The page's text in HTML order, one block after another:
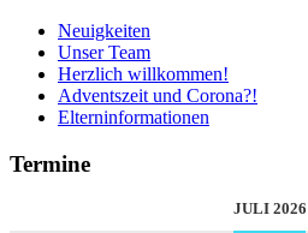
Neuigkeiten
Unser Team
Herzlich willkommen!
Adventszeit und Corona?!
Elterninformationen
Termine
JULI 2026